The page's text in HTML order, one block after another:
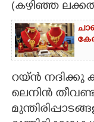
CARTOONS
LITERATURE
ZOOM
(കഴിഞ്ഞ
റയ്ൻ നദിക്കു
ലെനിൻ